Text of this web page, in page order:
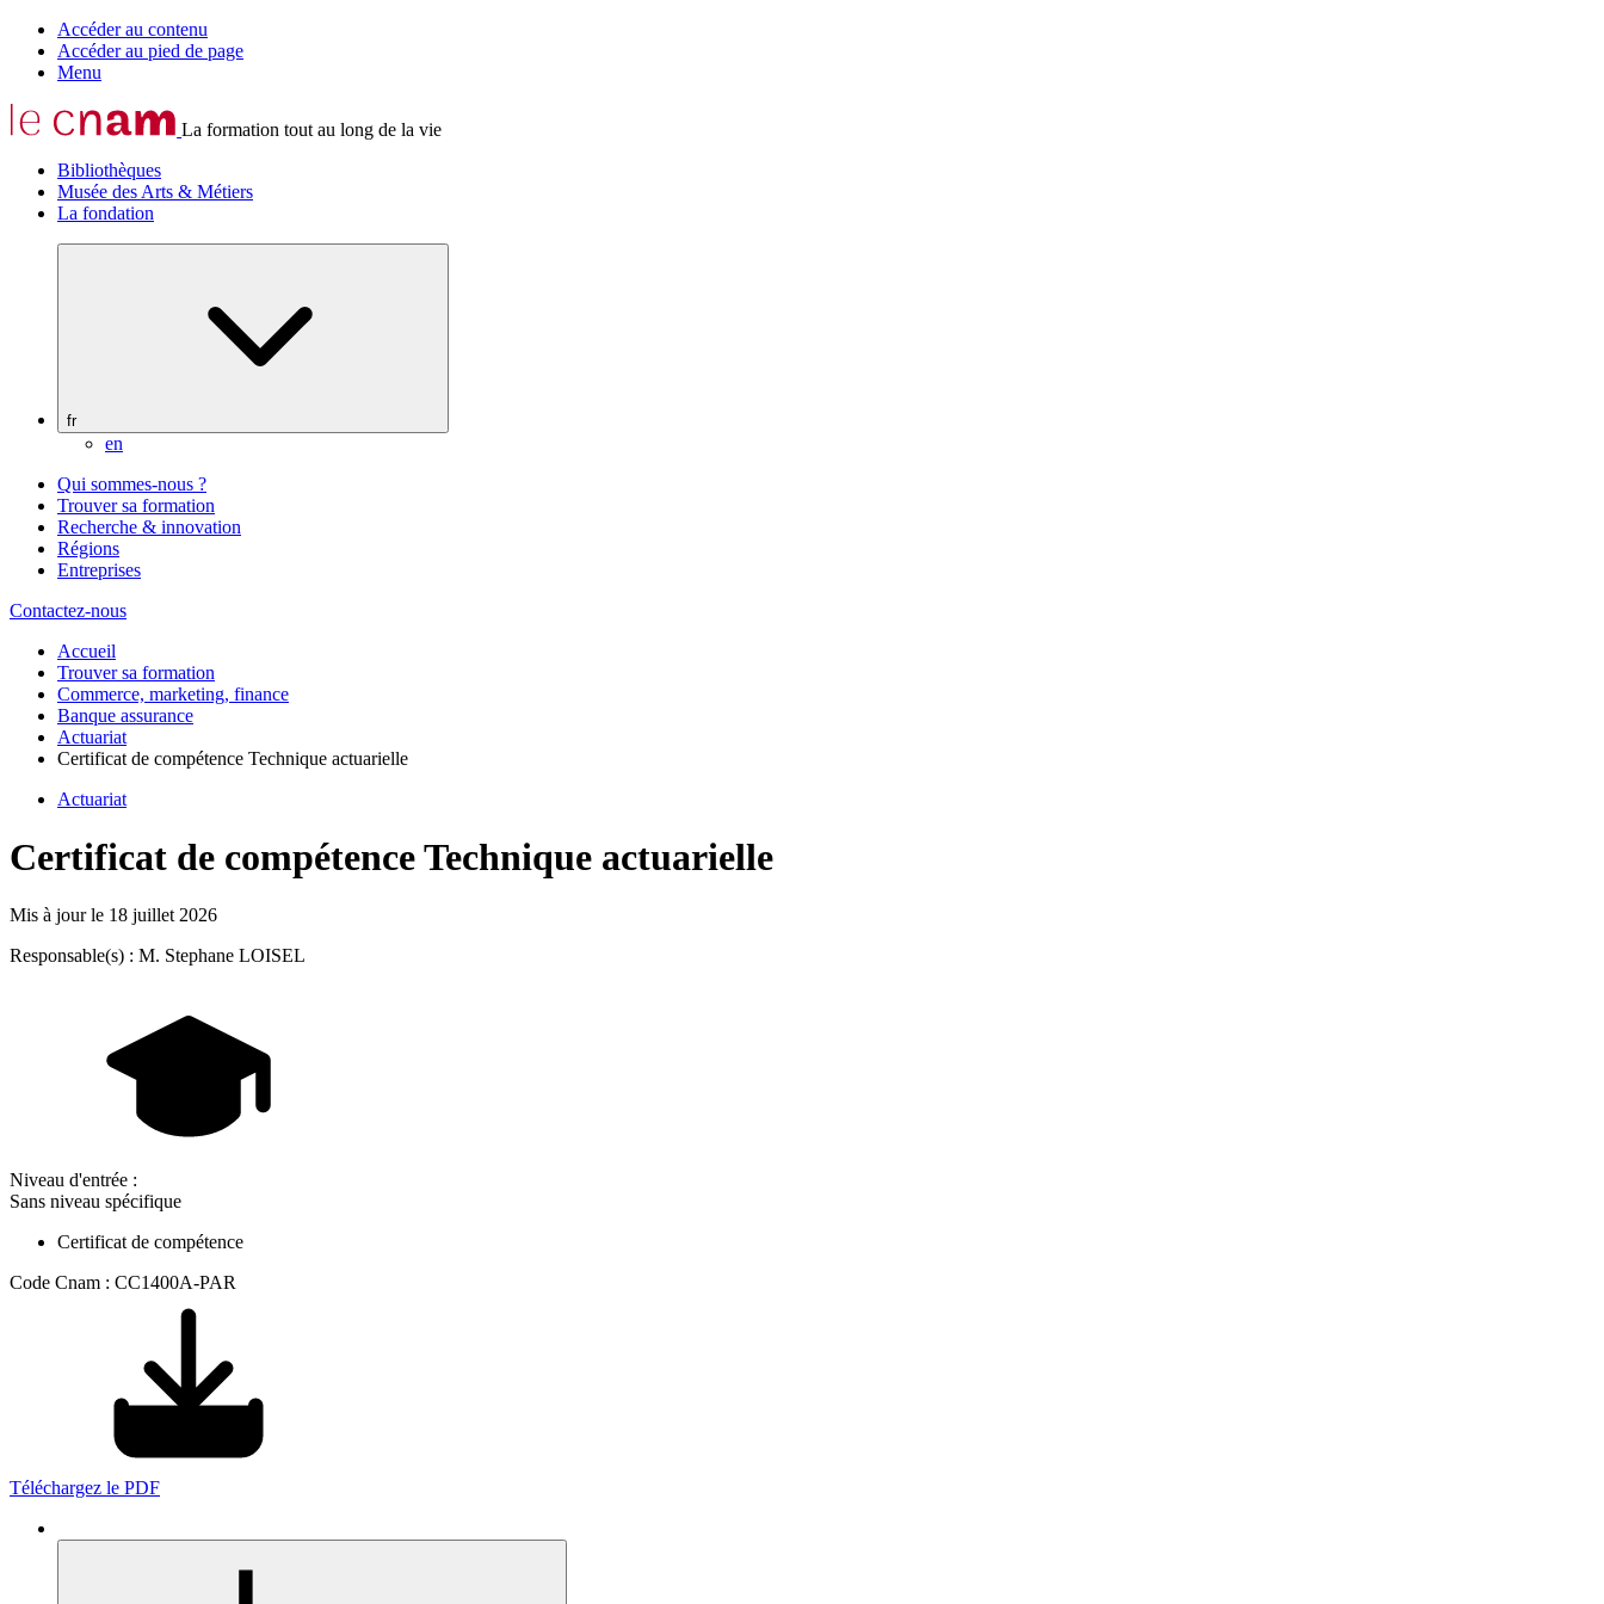
Accéder au contenu
Accéder au pied de page
Menu
La formation tout au long de la vie
Bibliothèques
Musée des Arts & Métiers
La fondation
fr
en
Qui sommes-nous ?
Trouver sa formation
Recherche & innovation
Régions
Entreprises
Contactez-nous
Accueil
Trouver sa formation
Commerce, marketing, finance
Banque assurance
Actuariat
Certificat de compétence Technique actuarielle
Actuariat
Certificat de compétence Technique actuarielle
Mis à jour le 18 juillet 2026
Responsable(s) : M. Stephane LOISEL
Niveau d'entrée :
Sans niveau spécifique
Certificat de compétence
Code Cnam : CC1400A-PAR
Téléchargez le PDF